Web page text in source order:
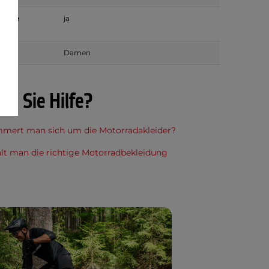
ja
Damen
Sie Hilfe?
man sich um die Motorradakleider?
man die richtige Motorradbekleidung